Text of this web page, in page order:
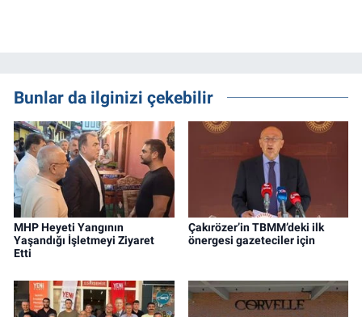
Bunlar da ilginizi çekebilir
MHP Heyeti Yangının
Yaşandığı İşletmeyi Ziyaret
Etti
Çakırözer’in TBMM’deki ilk
önergesi gazeteciler için